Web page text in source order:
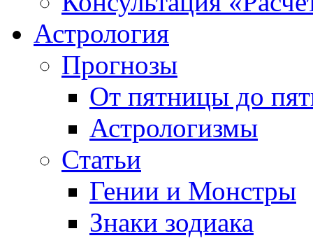
Астрология
Прогнозы
От пятницы до
Астрологизмы
Статьи
Гении и Монстры
Знаки зодиака